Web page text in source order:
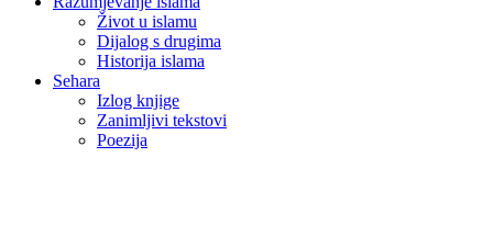
Život u islamu
Dijalog s drugima
Historija islama
Sehara
Izlog knjige
Zanimljivi tekstovi
Poezija